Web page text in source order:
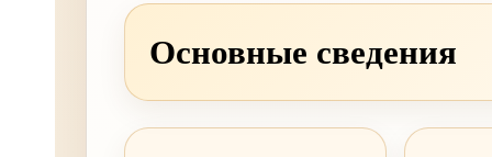
Основные сведения